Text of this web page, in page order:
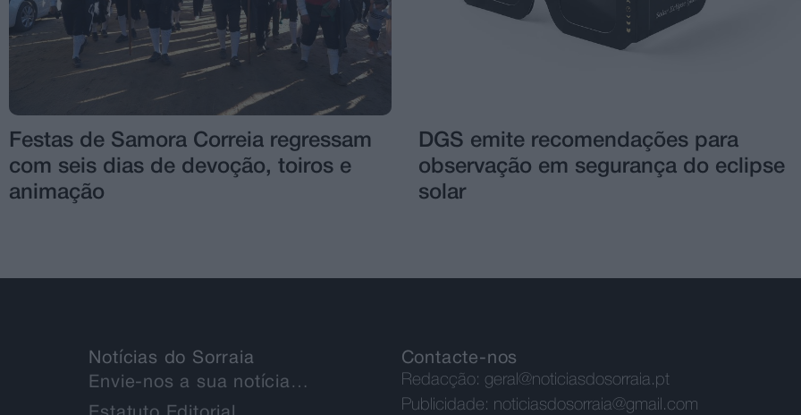
Festas de Samora Correia regressam
com seis dias de devoção, toiros e
animação
DGS emite recomendações para
observação em segurança do eclipse
solar
Notícias do Sorraia
Envie-nos a sua notícia…
Contacte-nos
Redacção: geral@noticiasdosorraia.pt
Publicidade: noticiasdosorraia@gmail.com